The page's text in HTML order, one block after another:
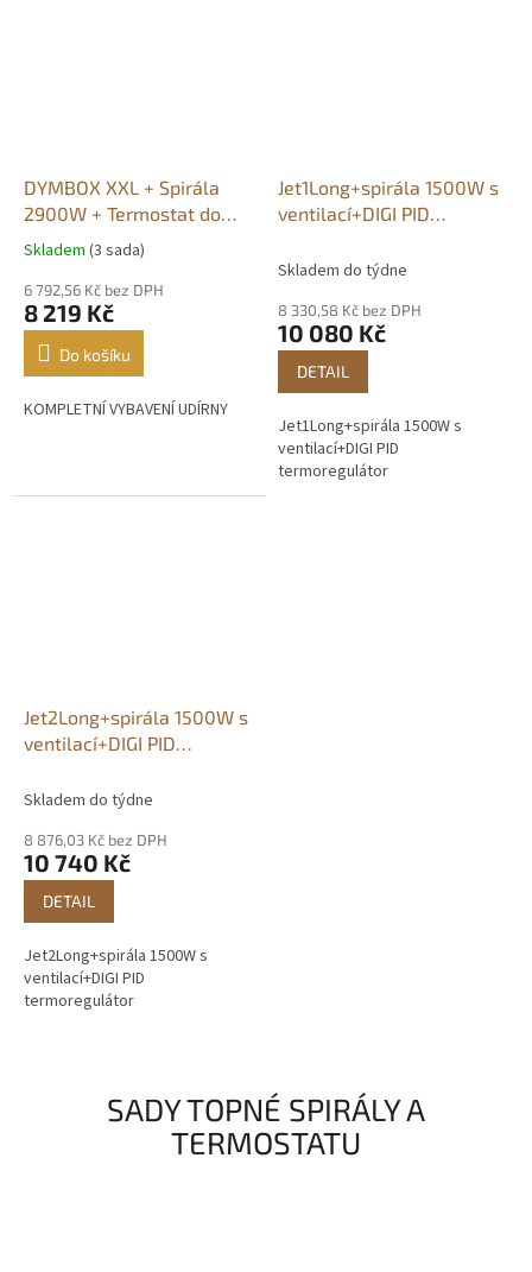
DYMBOX XXL + Spirála
2900W + Termostat do
4500W
Průměrné
produktu
je
5,0
hvězdiček.
Skladem (3 sada)
6 792,56 Kč bez DPH
8 219 Kč
Do košíku
KOMPLETNÍ VYBAVENÍ UDÍRNY
Jet1Long+spirála 1500W s
ventilací+DIGI PID
Skladem do týdne
8 330,58 Kč bez DPH
10 080 Kč
DETAIL
Jet1Long+spirála 1500W s
ventilací+DIGI PID
termoregulátor
Jet2Long+spirála 1500W s
ventilací+DIGI PID
Skladem do týdne
8 876,03 Kč bez DPH
10 740 Kč
DETAIL
Jet2Long+spirála 1500W s
ventilací+DIGI PID
termoregulátor
SADY TOPNÉ SPIRÁLY A
TERMOSTATU